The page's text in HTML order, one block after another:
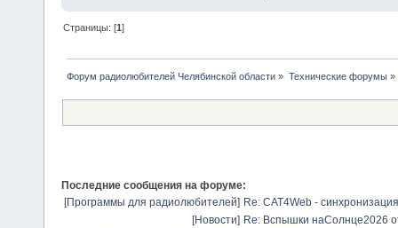
Страницы: [1]
Форум радиолюбителей Челябинской области » Технические форумы»
Последние сообщения на форуме:
[Программы для радиолюбителей] Re: CAT4Web -
[Новости] Re: Вспышки наСолнце2026